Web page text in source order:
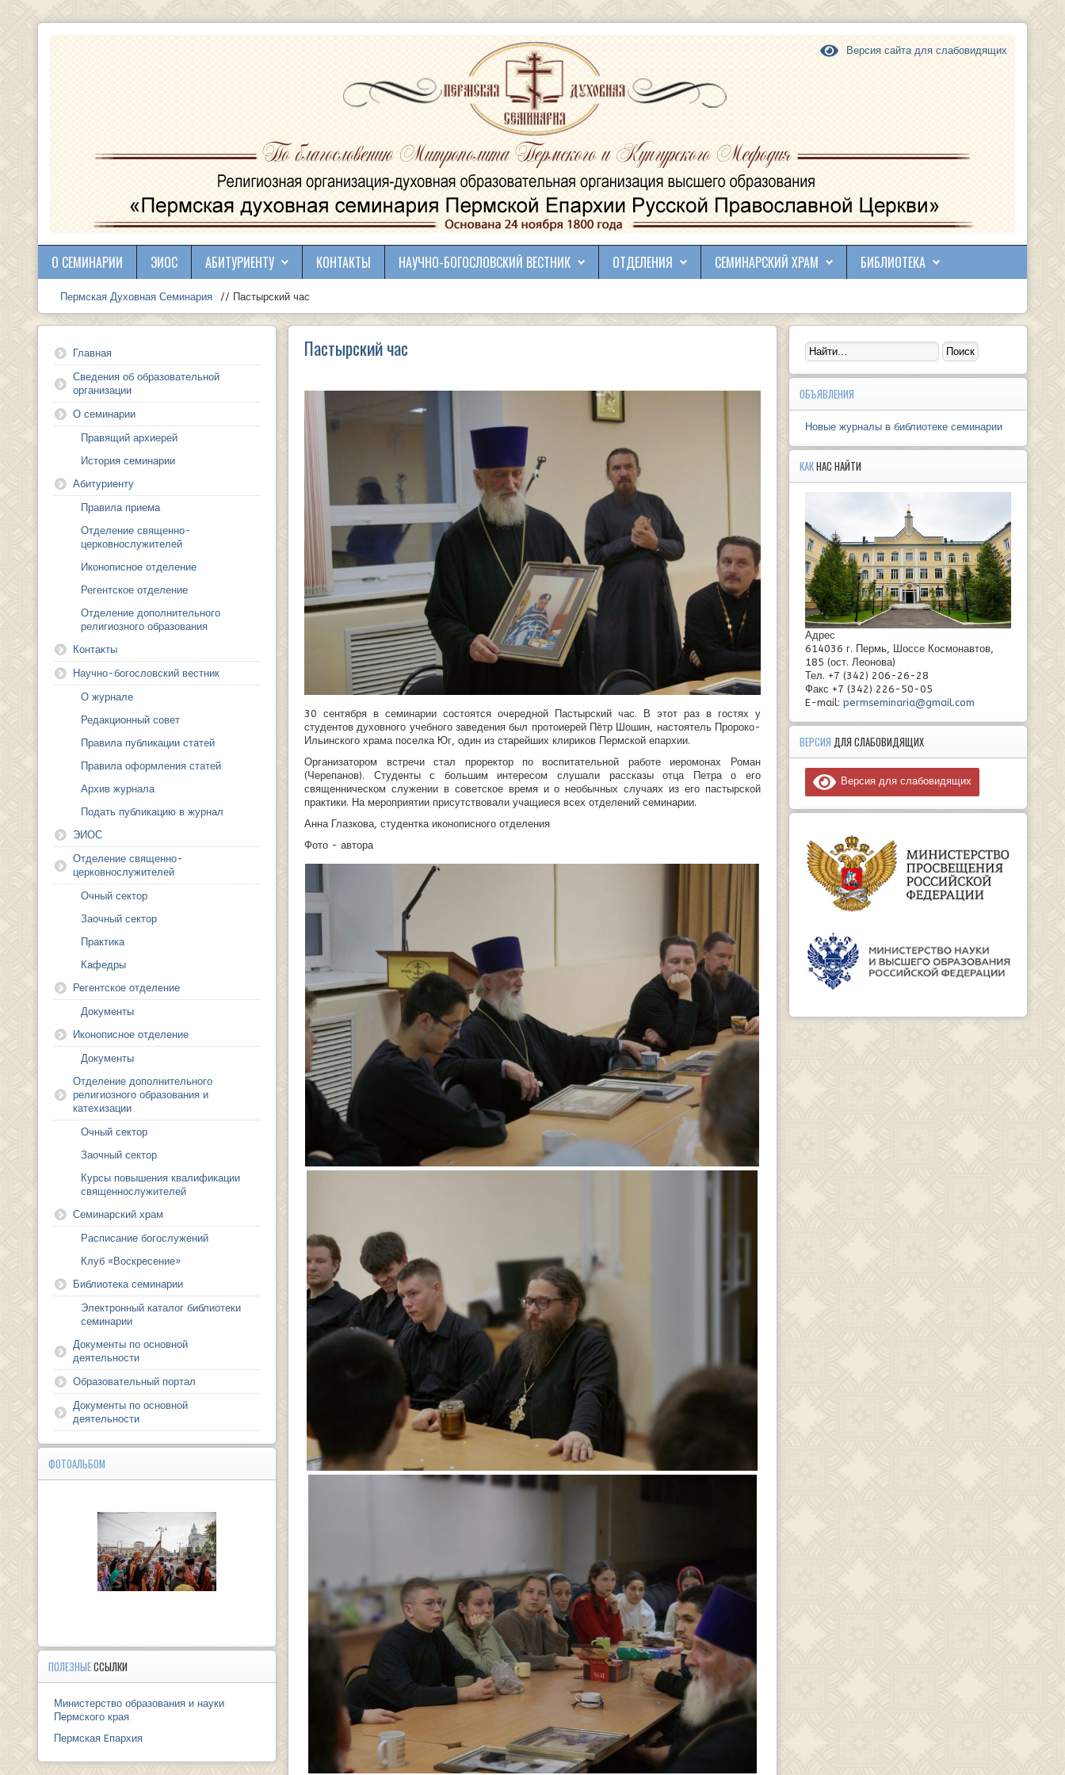
Версия сайта для слабовидящих
О СЕМИНАРИИ ЭИОС АБИТУРИЕНТУ КОНТАКТЫ НАУЧНО-БОГОСЛОВСКИЙ ВЕСТНИК ОТДЕЛЕНИЯ СЕМИНАРСКИЙ ХРАМ БИБЛИОТЕКА
Пермская Духовная Семинария // Пастырский час
Пастырский час
30 сентября в семинарии состоятся очередной Пастырский час. В этот раз в гостях у
студентов духовного учебного заведения был протоиерей Пётр Шошин, настоятель Пророко-
Ильинского храма поселка Юг, один из старейших клириков Пермской епархии.
Организатором встречи стал проректор по воспитательной работе иеромонах Роман
(Черепанов). Студенты с большим интересом слушали рассказы отца Петра о его
священническом служении в советское время и о необычных случаях из его пастырской
практики. На мероприятии присутствовали учащиеся всех отделений семинарии.
Анна Глазкова, студентка иконописного отделения
Фото - автора
Главная
Сведения об образовательной
организации
О семинарии
Правящий архиерей
История семинарии
Абитуриенту
Правила приема
Отделение священно-
церковнослужителей
Иконописное отделение
Регентское отделение
Отделение дополнительного
религиозного образования
Контакты
Научно-богословский вестник
О журнале
Редакционный совет
Правила публикации статей
Правила оформления статей
Архив журнала
Подать публикацию в журнал
ЭИОС
Отделение священно-
церковнослужителей
Очный сектор
Заочный сектор
Практика
Кафедры
Регентское отделение
Документы
Иконописное отделение
Документы
Отделение дополнительного
религиозного образования и
катехизации
Очный сектор
Заочный сектор
Курсы повышения квалификации
священнослужителей
Семинарский храм
Расписание богослужений
Клуб «Воскресение»
Библиотека семинарии
Электронный каталог библиотеки
семинарии
Документы по основной
деятельности
Образовательный портал
Документы по основной
деятельности
ФОТОАЛЬБОМ
ПОЛЕЗНЫЕССЫЛКИ
Министерство образования и науки
Пермского края
Пермская Eпархия
ОБЪЯВЛЕНИЯ
Новые журналы в библиотеке семинарии
КАКНАС НАЙТИ
Адрес
614036 г. Пермь, Шоссе Космонавтов,
185 (ост. Леонова)
Тел. +7 (342) 206-26-28
Факс +7 (342) 226-50-05
E-mail: permseminaria@gmail.com
ВЕРСИЯ ДЛЯ СЛАБОВИДЯЩИХ
Версия для слабовидящих